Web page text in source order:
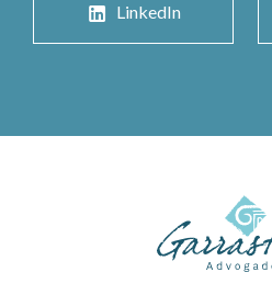
LinkedIn